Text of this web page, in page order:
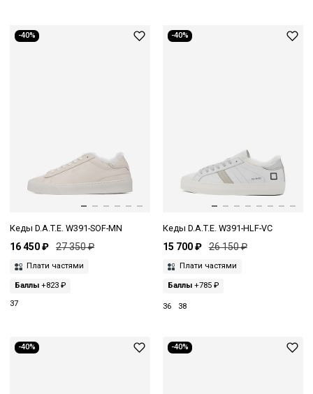
-40%
Кеды D.A.T.E. W391-SOF-MN
16 450 ₽ 27 350 ₽
Плати частями
Баллы +823 ₽
37
-40%
Кеды D.A.T.E. W391-HLF-VC
15 700 ₽ 26 150 ₽
Плати частями
Баллы+785 ₽
36 38
-40% -40%